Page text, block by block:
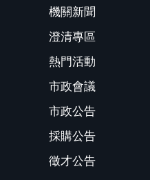
機關新聞
澄清專區
熱門活動
市政會議
市政公告
採購公告
徵才公告